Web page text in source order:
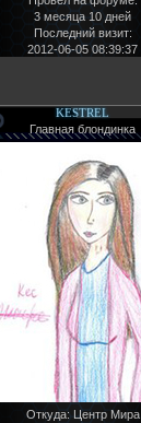
3 месяца 10 дней
Последний визит:
2012-06-05 08:39:37
KESTREL
Главная блондинка
Откуда:Центр Мира